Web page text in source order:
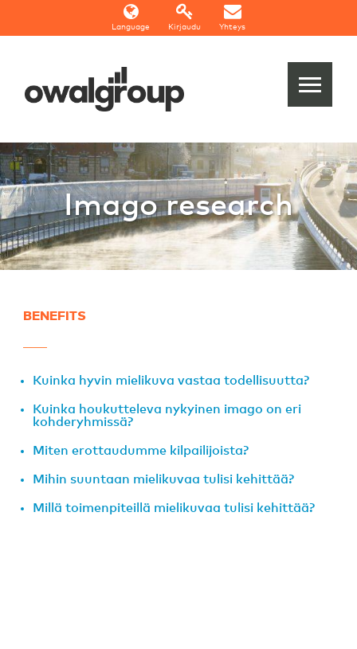
Language Kirjaudu Yhteys
Imago research
BENEFITS
Kuinka hyvin mielikuva vastaa todellisuutta?
Kuinka houkutteleva nykyinen imago on eri
kohderyhmissä?
Miten erottaudumme kilpailijoista?
Mihin suuntaan mielikuvaa tulisi kehittää?
Millä toimenpiteillä mielikuvaa tulisi kehittää?